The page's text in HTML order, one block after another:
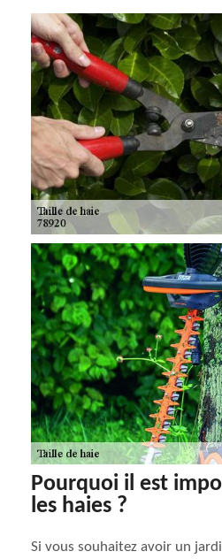
Pourquoi il est
les haies ?
Si vous souhaitez avoir un